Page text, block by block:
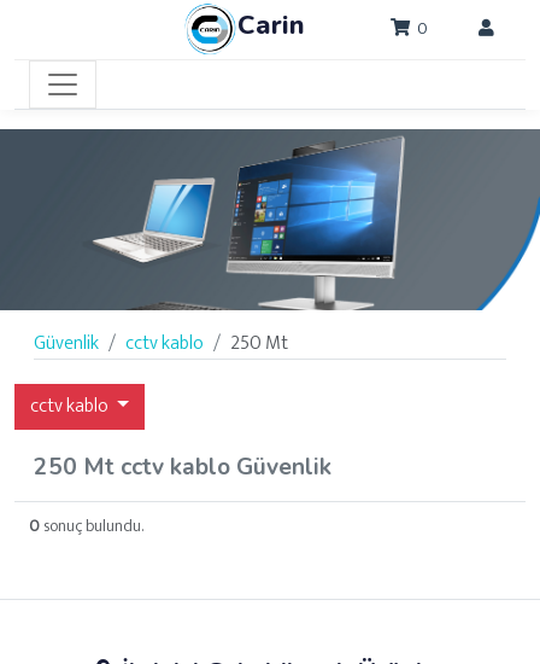
Carin 0
Güvenlik cctv kablo
250 Mt
cctv kablo
250 Mt cctv kablo Güvenlik
0sonuç bulundu.